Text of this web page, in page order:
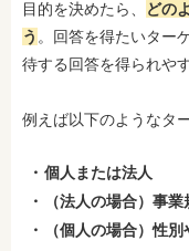
目的を決めたら、
どの
う 。回答を得たいター
待する回答を得られや
例えば以下のようなタ
個人または法人
（法人の場合）事
（個人の場合）性